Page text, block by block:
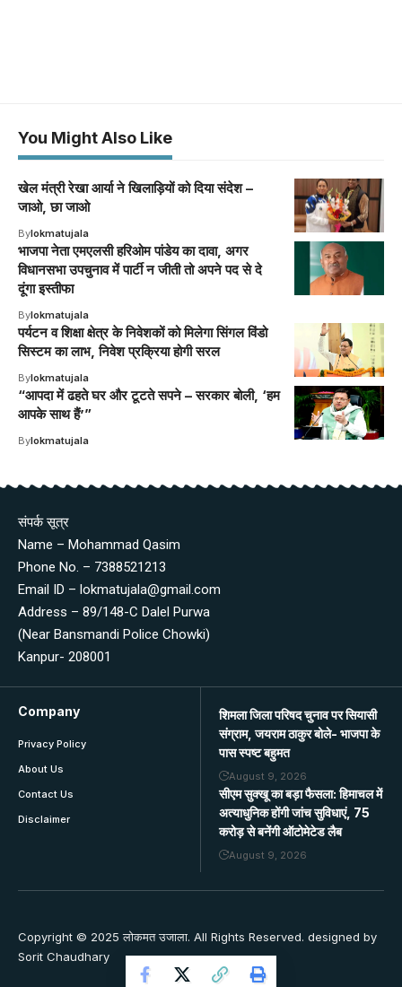
You Might Also Like
खेल मंत्री रेखा आर्या ने खिलाड़ियों को दिया संदेश –
जाओ, छा जाओ
Bylokmatujala
भाजपा नेता एमएलसी हरिओम पांडेय का दावा, अगर
विधानसभा उपचुनाव में पार्टी न जीती तो अपने पद से दे
दूंगा इस्तीफा
Bylokmatujala
पर्यटन व शिक्षा क्षेत्र के निवेशकों को मिलेगा सिंगल विंडो
सिस्टम का लाभ, निवेश प्रक्रिया होगी सरल
Bylokmatujala
“आपदा में ढहते घर और टूटते सपने – सरकार बोली, ‘हम
आपके साथ हैं’”
Bylokmatujala
संपर्क सूत्र
Name – Mohammad Qasim
Phone No. – 7388521213
Email ID – lokmatujala@gmail.com
Address – 89/148-C Dalel Purwa
(Near Bansmandi Police Chowki)
Kanpur- 208001
Company
Privacy Policy
About Us
Contact Us
Disclaimer
शिमला जिला परिषद चुनाव पर सियासी
संग्राम, जयराम ठाकुर बोले- भाजपा के
पास स्पष्ट बहुमत
August 9, 2026
सीएम सुक्खू का बड़ा फैसला: हिमाचल में
अत्याधुनिक होंगी जांच सुविधाएं, 75
करोड़ से बनेंगी ऑटोमेटेड लैब
August 9, 2026
Copyright © 2025 लोकमत उजाला. All Rights Reserved. designed by
Sorit Chaudhary